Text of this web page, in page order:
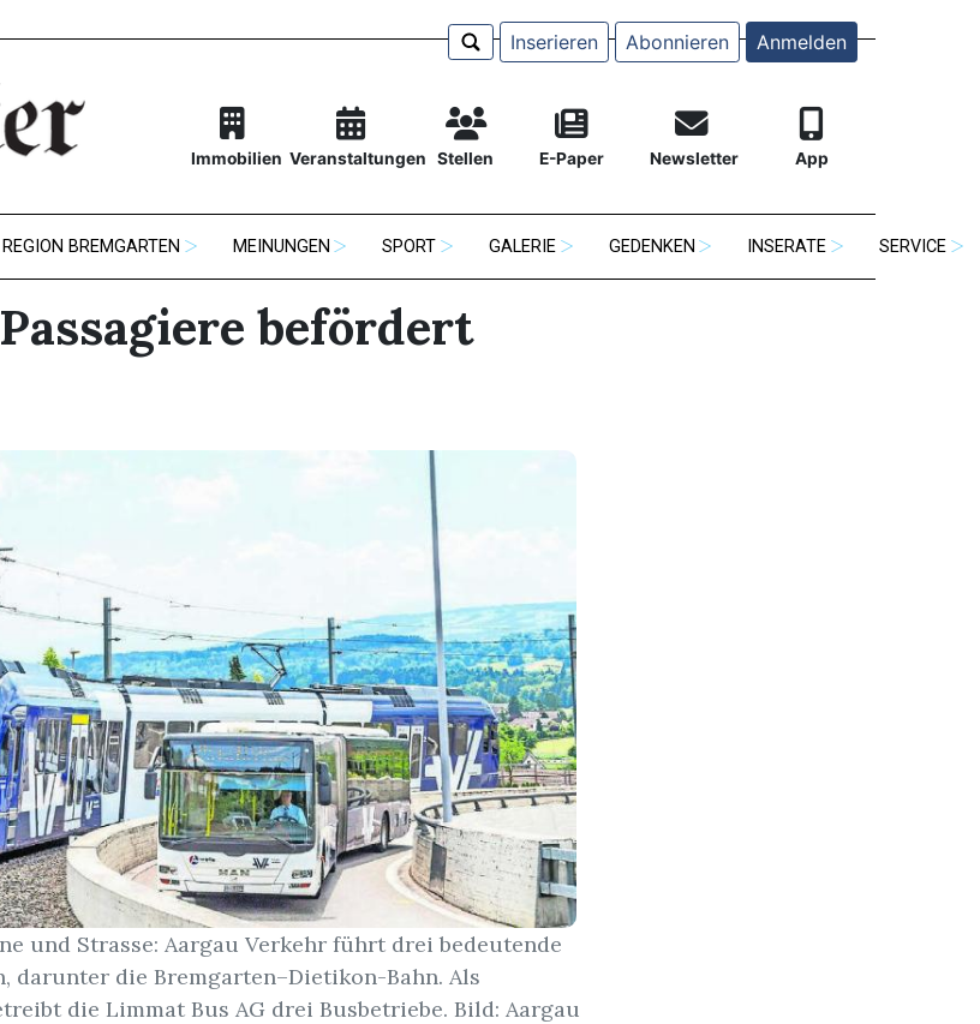
Inserieren Abonnieren Anmelden
Immobilien Veranstaltungen Stellen E-Paper Newsletter App
REGION BREMGARTEN MEINUNGEN SPORT GALERIE GEDENKEN INSERATE SERVICE
befördert
und Strasse: Aargau Verkehr führt drei bedeutende
darunter die Bremgarten–Dietikon-Bahn. Als
die Limmat Bus AG drei Busbetriebe. Bild: Aargau